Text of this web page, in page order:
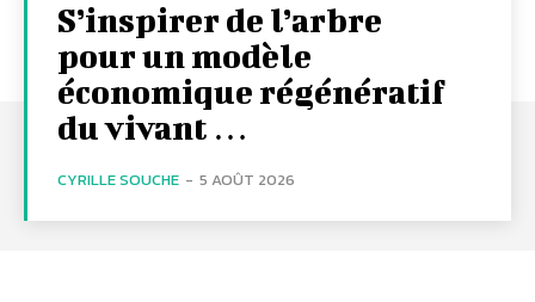
S’inspirer de l’arbre
pour un modèle
économique régénératif
du vivant …
CYRILLE SOUCHE - 5 AOÛT 2026